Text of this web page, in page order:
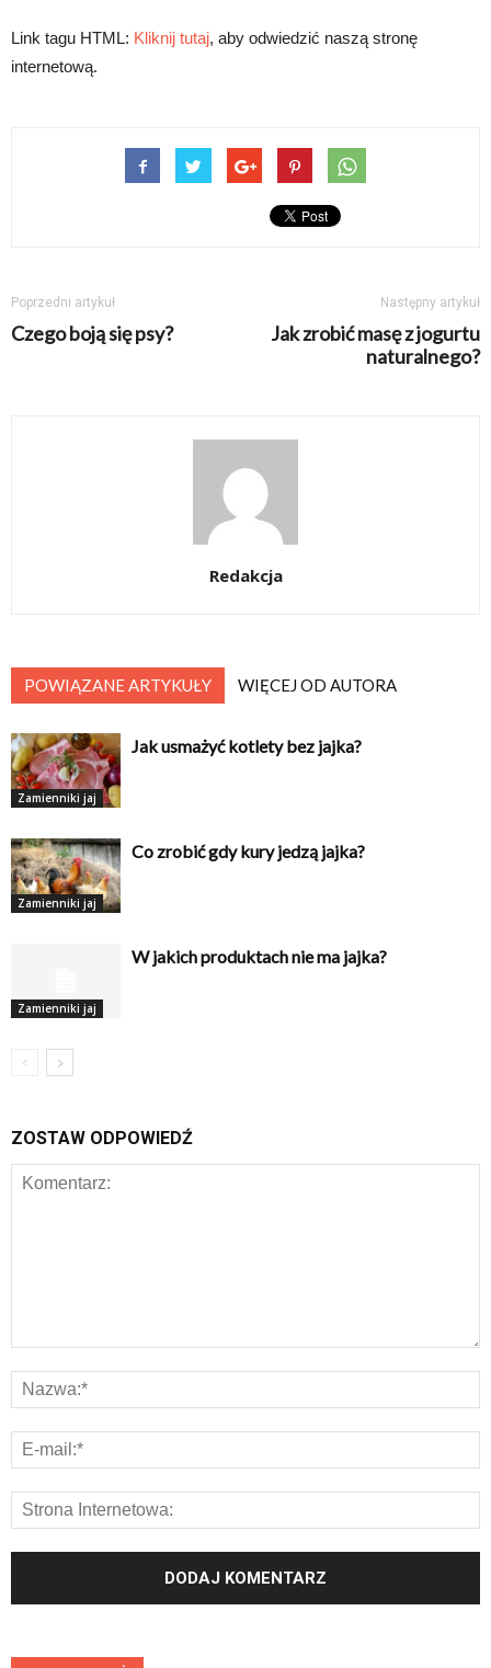
Link tagu HTML: Kliknij tutaj, aby odwiedzić naszą stronę
internetową.
Poprzedni artykuł
Czego boją się psy?
Następny artykuł
Jak zrobić masę z jogurtu
naturalnego?
Redakcja
POWIĄZANE ARTYKUŁY WIĘCEJ OD AUTORA
Zamienniki jaj
Jak usmażyć kotlety bez jajka?
Zamienniki jaj
Co zrobić gdy kury jedzą jajka?
Zamienniki jaj
W jakich produktach nie ma jajka?
ZOSTAW ODPOWIEDŹ